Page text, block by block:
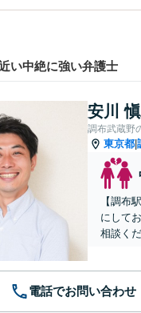
い中絶に強い弁護士
安川
調布武蔵野
東京都
【調布
にして
相談くだ
電話でお問い合わせ